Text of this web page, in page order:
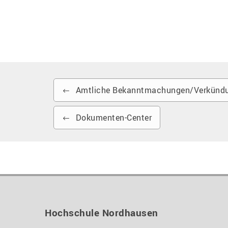
Amtliche Bekanntmachungen/
Dokumenten-Center
Hochschule Nordhausen